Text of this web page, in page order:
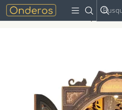
Inicio Armables Miniaturas
Miniatura Count Cat's study - Cutebee